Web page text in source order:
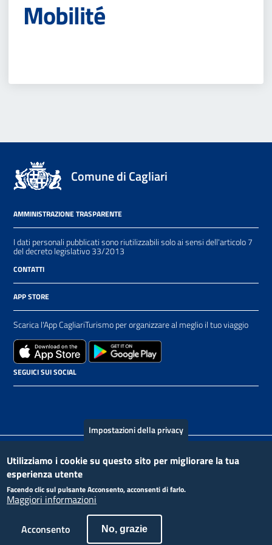
Mobilité
Comune di Cagliari
AMMINISTRAZIONE TRASPARENTE
I dati personali pubblicati sono riutilizzabili solo ai sensi dell'articolo 7
del decreto legislativo 33/2013
CONTATTI
APP STORE
Scarica l'App CagliariTurismo per organizzare al meglio il tuo viaggio
SEGUICI SUI SOCIAL
Piè
di
pagina
Contact Crediti Privacy Policy
“Progetto cofinanziato dall’Unione europea - Fondi Strutturali e di Investimento Europei | Programma Operativo Città
Impostazioni della privacy
Utilizziamo i cookie su questo sito per migliorare la tua
esperienza utente
Facendo clic sul pulsante Acconsento, acconsenti di farlo.
Maggiori informazioni
Acconsento No, grazie